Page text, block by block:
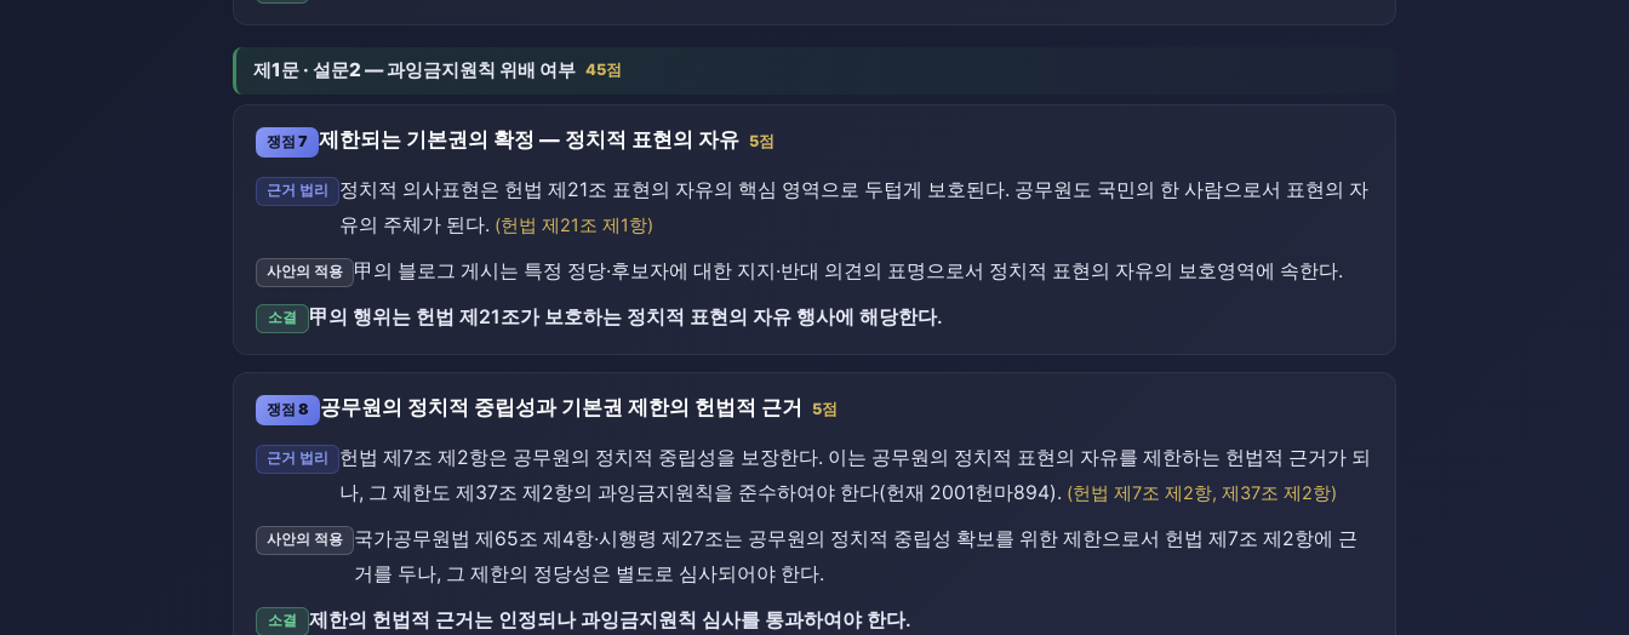
제1문 · 설문2 — 과잉금지원칙 위배 여부 45점
쟁점 7 제한되는 기본권의 확정 — 정치적 표현의 자유 5점
근거 법리
정치적 의사표현은 헌법 제21조 표현의 자유의 핵심 영역으로 두텁게 보호된다. 공무원도 국민의 한 사람으로서 표현의 자
유의 주체가 된다. (헌법 제21조 제1항)
사안의 적용 甲의 블로그 게시는 특정 정당·후보자에 대한 지지·반대 의견의 표명으로서 정치적 표현의 자유의 보호영역에 속한다.
소결 甲의 행위는 헌법 제21조가 보호하는 정치적 표현의 자유 행사에 해당한다.
쟁점 8 공무원의 정치적 중립성과 기본권 제한의 헌법적 근거 5점
근거 법리
헌법 제7조 제2항은 공무원의 정치적 중립성을 보장한다. 이는 공무원의 정치적 표현의 자유를 제한하는 헌법적 근거가 되
나, 그 제한도 제37조 제2항의 과잉금지원칙을 준수하여야 한다(헌재 2001헌마894). (헌법 제7조 제2항, 제37조 제2항)
사안의 적용
국가공무원법 제65조 제4항·시행령 제27조는 공무원의 정치적 중립성 확보를 위한 제한으로서 헌법 제7조 제2항에 근
거를 두나, 그 제한의 정당성은 별도로 심사되어야 한다.
소결 제한의 헌법적 근거는 인정되나 과잉금지원칙 심사를 통과하여야 한다.